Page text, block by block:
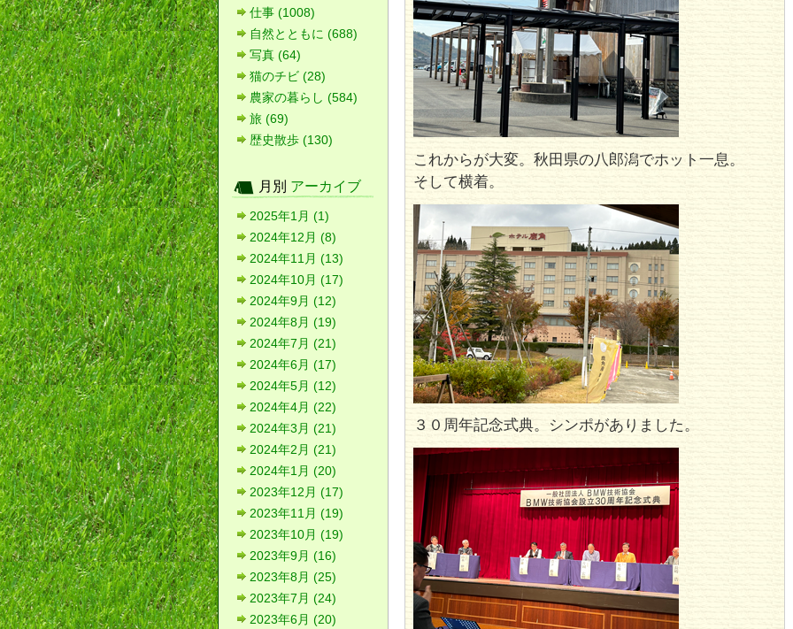
これからが大変。秋田県の八郎潟でホット一息。
そして横着。
３０周年記念式典。シンポがありました。
仕事 (1008)
自然とともに (688)
写真 (64)
猫のチビ (28)
農家の暮らし (584)
旅 (69)
歴史散歩 (130)
月別 アーカイブ
2025年1月 (1)
2024年12月 (8)
2024年11月 (13)
2024年10月 (17)
2024年9月 (12)
2024年8月 (19)
2024年7月 (21)
2024年6月 (17)
2024年5月 (12)
2024年4月 (22)
2024年3月 (21)
2024年2月 (21)
2024年1月 (20)
2023年12月 (17)
2023年11月 (19)
2023年10月 (19)
2023年9月 (16)
2023年8月 (25)
2023年7月 (24)
2023年6月 (20)